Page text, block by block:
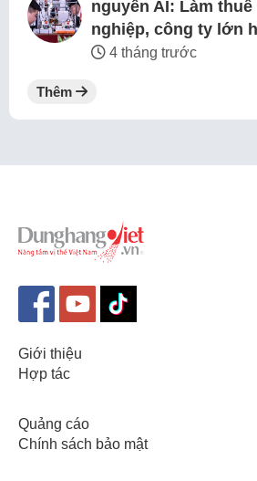
nguyên AI: Làm
nghiệp, công ty lớn
4 tháng trước
Thêm
Giới thiệu
Hợp tác
Quảng cáo
Chính sách bảo mật